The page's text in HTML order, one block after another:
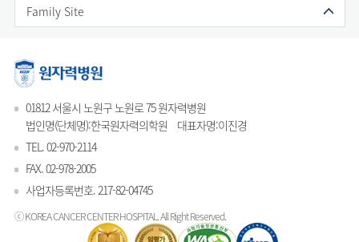
Family Site
01812 서울시 노원구 노원로 75 원자력병원
법인명(단체명):한국원자력의학원
대표자명:이진경
TEL. 02-970-2114
FAX. 02-978-2005
사업자등록번호. 217-82-04745
ⓒ KOREA CANCER CENTER HOSPITAL.All Right Reserved.